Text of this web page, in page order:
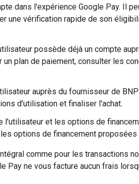
dans l'expérience Google Pay. Il
une vérification rapide de son
possède déjà un compte
un plan de paiement, consulter les
auprès du fournisseur de
d'utilisation et finaliser l'achat.
l'utilisateur et les options de
options de financement
comme pour les transactions
Pay ne vous facture aucun frais